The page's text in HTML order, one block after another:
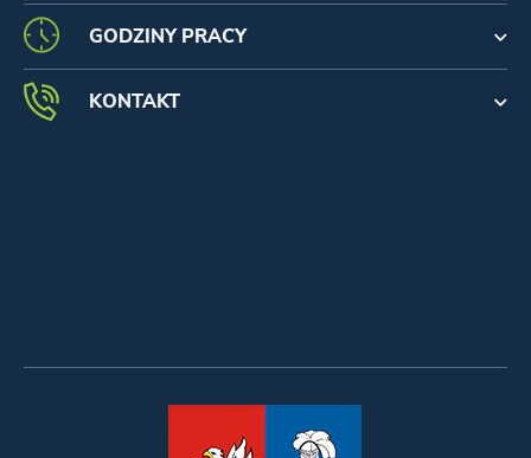
GODZINY PRACY
KONTAKT